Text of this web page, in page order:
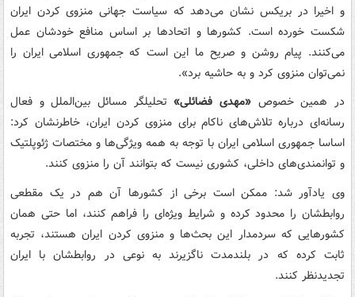
و اخیرا در بریکس نشان می‌دهد که سیاست جهانی منزوی کردن ایران
شکست خورده است. کشورها و اتحادها بر اساس منافع خودشان عمل
می‌کنند. پیام روشن و صریح ما این است که جمهوری اسلامی ایران را
نمی‌توان منزوی کرد و به حاشیه برد».
در همین خصوص «مهدی فضائلی»تحلیلگر مسائل بین‌الملل و فعال
رسانه‌ای درباره تلاش‌های ناکام برای منزوی کردن ایران، خاطرنشان کرد:
اساسا جمهوری اسلامی ایران با توجه به همه ویژگی‌ها و مختصات ژئوپلتیک
و توانمندی‌های داخلی، کشوری نیست که بتوانند آن را منزوی کنند.
وی یادآور شد: ممکن است برخی از کشورها آن هم در یک مقطعی
روابطشان را محدود کرده و شرایط ویژه‌ای را فراهم کنند، اما حتی همان
کشورهایی که سردمدار این بحث‌ها و منزوی کردن ایران هستند، تجربه
ثابت کرده که در بلندمدت ناگزیرند به نوعی در روابطشان با ایران
تجدیدنظر کنند.